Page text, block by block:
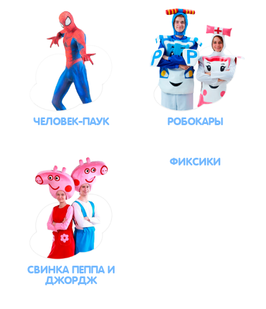
ЧЕЛОВЕК-ПАУК РОБОКАРЫ
СВИНКА ПЕППА И
ДЖОРДЖ
ФИКСИКИ